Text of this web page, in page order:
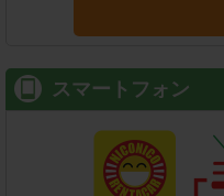
スマートフォン